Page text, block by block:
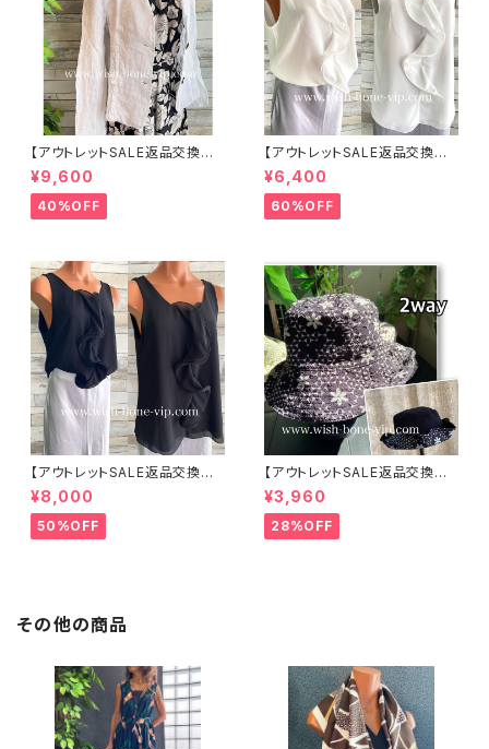
【アウトレットSALE返品交換不
可8/20まで】イタリア製サマー
ジャケット｜Made in ITALY｜
リネン麻 飾りエリ ジャケット/ホ
ワイト
¥9,600
40%OFF
【アウトレットSALE返品交換不
可8/20まで】イタリア製 CASA
DEILUCA ITALY｜前フリル＆B
IGフリルトップス /ホワイト
¥6,400
60%OFF
【アウトレットSALE返品交換不
可8/20まで】イタリア製 CASA
DEILUCA ITALY｜前フリル＆B
IGフリルトップス /ブラック
¥8,000
50%OFF
【アウトレットSALE返品交換不
可8/20まで】ワッフル立体フラワ
ー＆無地 2way リバーシブルハ
ット・ワイヤー入り変形ハット・フ
ラワー帽子【ブラック】
¥3,960
28%OFF
その他の商品